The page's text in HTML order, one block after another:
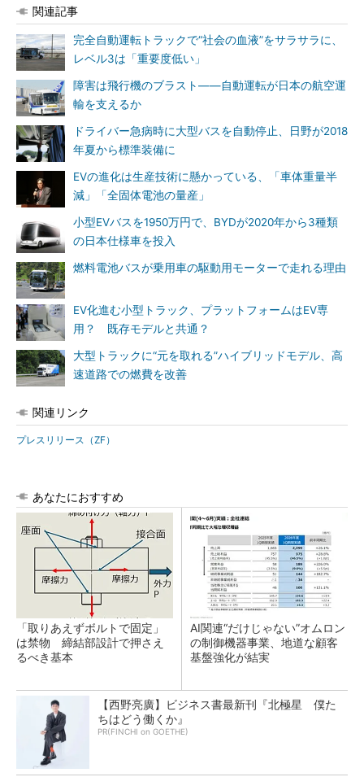
関連記事
完全自動運転トラックで“社会の血液”をサラサラに、
レベル3は「重要度低い」
障害は飛行機のブラスト――自動運転が日本の航空運
輸を支えるか
ドライバー急病時に大型バスを自動停止、日野が2018
年夏から標準装備に
EVの進化は生産技術に懸かっている、「車体重量半
減」「全固体電池の量産」
小型EVバスを1950万円で、BYDが2020年から3種類
の日本仕様車を投入
燃料電池バスが乗用車の駆動用モーターで走れる理由
EV化進む小型トラック、プラットフォームはEV専
用？ 既存モデルと共通？
大型トラックに“元を取れる”ハイブリッドモデル、高
速道路での燃費を改善
関連リンク
プレスリリース（ZF）
あなたにおすすめ
「取りあえずボルトで固定」
は禁物 締結部設計で押さえ
るべき基本
AI関連“だけじゃない”オムロン
の制御機器事業、地道な顧客
基盤強化が結実
【西野亮廣】ビジネス書最新刊『北極星 僕た
ちはどう働くか』
PR(FINCHI on GOETHE)